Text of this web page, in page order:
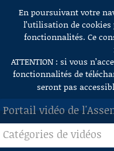
Aller au contenu
En poursuivant votre
l’utilisation de
fonctionnalités. Ce
ATTENTION : si vous
fonctionnalités de
seront pas
Portail vidéo de
ACCUEIL
Catégories de vidéos